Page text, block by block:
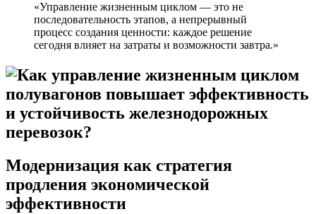
«Управление жизненным циклом — это не
последовательность этапов, а непрерывный
процесс создания ценности: каждое решение
сегодня влияет на затраты и возможности завтра.»
Модернизация как стратегия
продления экономической
эффективности